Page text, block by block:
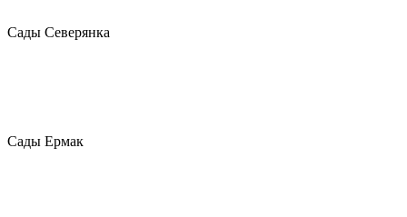
Сады Северянка
Сады Ермак